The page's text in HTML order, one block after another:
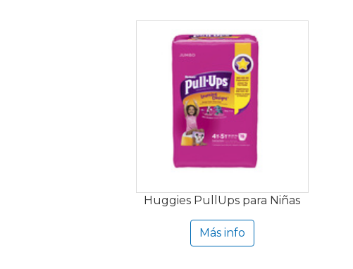
Huggies PullUps para Niñas
Más info